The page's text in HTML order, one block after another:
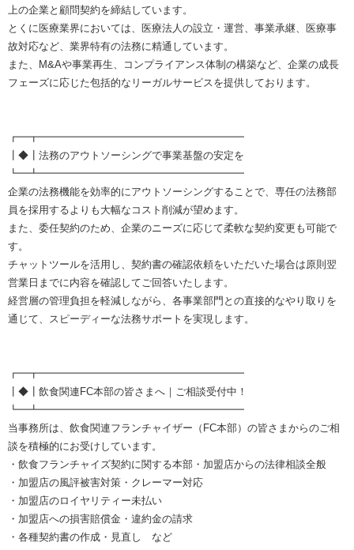
上の企業と顧問契約を締結しています。
とくに医療業界においては、医療法人の設立・運営、事業承継、医療事
故対応など、業界特有の法務に精通しています。
また、M&Aや事業再生、コンプライアンス体制の構築など、企業の成長
フェーズに応じた包括的なリーガルサービスを提供しております。
┏━┳━━━━━━━━━━━━━━━━━━━━
┃◆┃法務のアウトソーシングで事業基盤の安定を
┗━┻━━━━━━━━━━━━━━━━━━━━
企業の法務機能を効率的にアウトソーシングすることで、専任の法務部
員を採用するよりも大幅なコスト削減が望めます。
また、委任契約のため、企業のニーズに応じて柔軟な契約変更も可能で
す。
チャットツールを活用し、契約書の確認依頼をいただいた場合は原則翌
営業日までに内容を確認してご回答いたします。
経営層の管理負担を軽減しながら、各事業部門との直接的なやり取りを
通じて、スピーディーな法務サポートを実現します。
┏━┳━━━━━━━━━━━━━━━━━━━━
┃◆┃飲食関連FC本部の皆さまへ｜ご相談受付中！
┗━┻━━━━━━━━━━━━━━━━━━━━
当事務所は、飲食関連フランチャイザー（FC本部）の皆さまからのご相
談を積極的にお受けしています。
・飲食フランチャイズ契約に関する本部・加盟店からの法律相談全般
・加盟店の風評被害対策・クレーマー対応
・加盟店のロイヤリティー未払い
・加盟店への損害賠償金・違約金の請求
・各種契約書の作成・見直し など